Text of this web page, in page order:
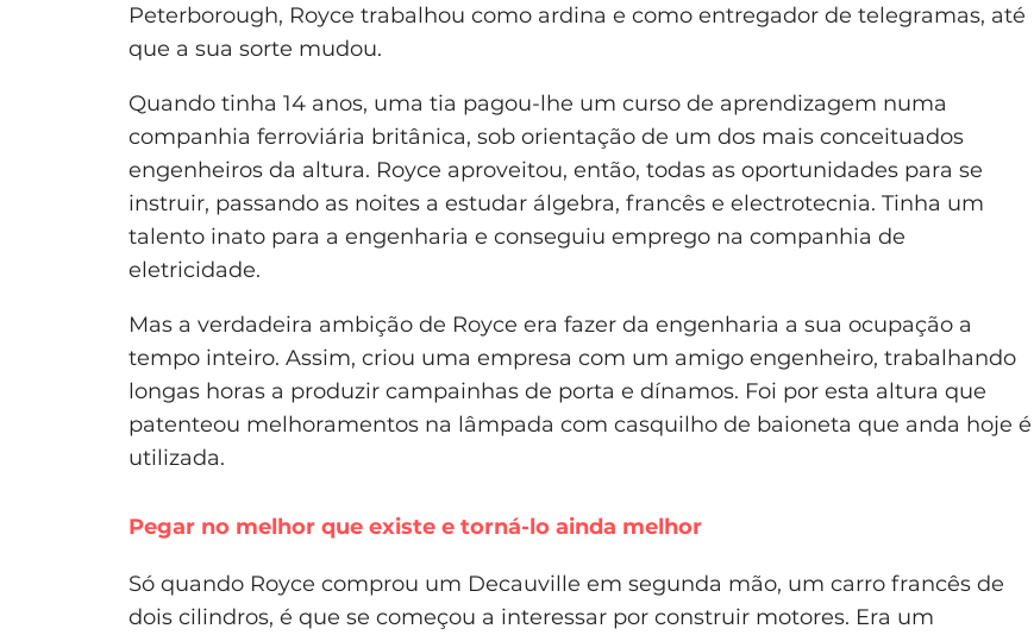
Peterborough, Royce trabalhou como ardina e como entregador de telegramas, até
que a sua sorte mudou.
Quando tinha 14 anos, uma tia pagou-lhe um curso de aprendizagem numa
companhia ferroviária britânica, sob orientação de um dos mais conceituados
engenheiros da altura. Royce aproveitou, então, todas as oportunidades para se
instruir, passando as noites a estudar álgebra, francês e electrotecnia. Tinha um
talento inato para a engenharia e conseguiu emprego na companhia de
eletricidade.
Mas a verdadeira ambição de Royce era fazer da engenharia a sua ocupação a
tempo inteiro. Assim, criou uma empresa com um amigo engenheiro, trabalhando
longas horas a produzir campainhas de porta e dínamos. Foi por esta altura que
patenteou melhoramentos na lâmpada com casquilho de baioneta que anda hoje é
utilizada.
Pegar no melhor que existe e torná-lo ainda melhor
Só quando Royce comprou um Decauville em segunda mão, um carro francês de
dois cilindros, é que se começou a interessar por construir motores. Era um